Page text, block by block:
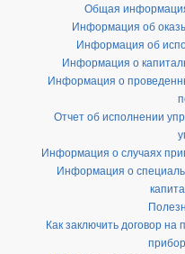
Общая
Информация об
Информация об
Информация о
Информация о
Отчет об исполнении
Информация о случаях
Информация о
Как заключить договор